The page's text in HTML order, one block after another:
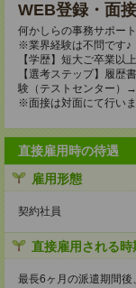
WEB登録・面
何かしらの事務サポー
※業界経験は不問です♪
【学歴】短大ご卒業以上
【選考ステップ】履
験（テストセンター）
※面接は対面にて行い
直接雇用時の待遇
雇用形態
契約社員
直接雇用される時
最長6ヶ月の派遣期間後